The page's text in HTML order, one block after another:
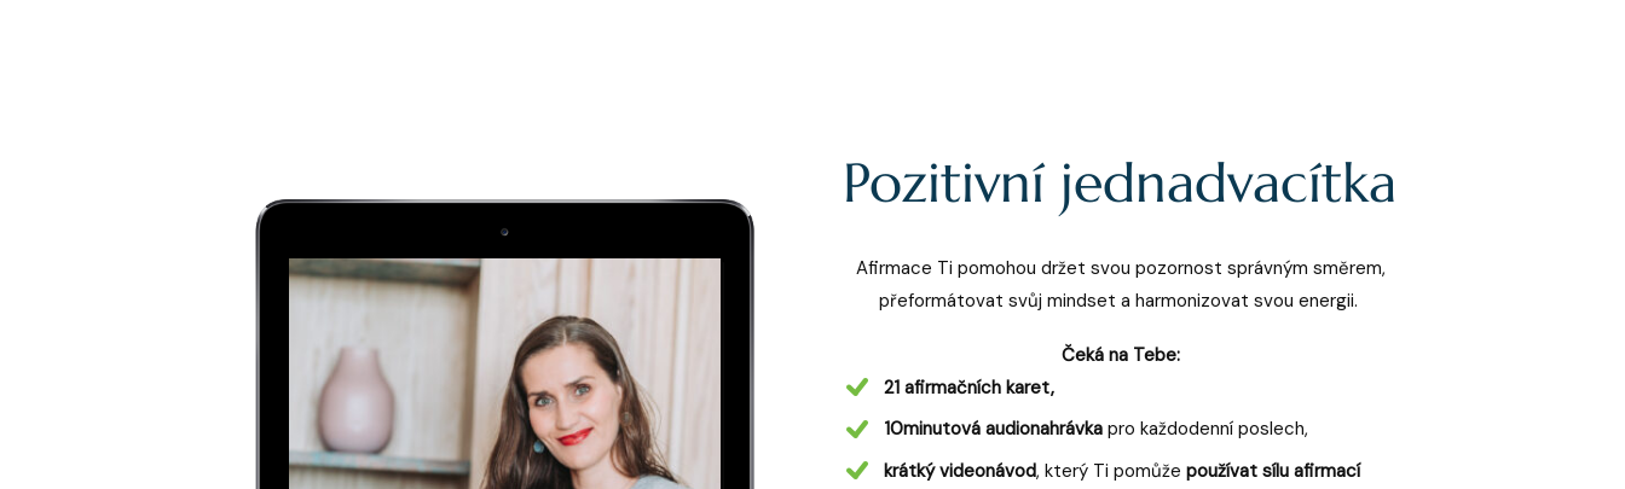
Pozitivní jednadvacítka
Afirmace Ti pomohou držet svou pozornost správným směrem,
přeformátovat svůj mindset a harmonizovat svou energii.
Čeká na Tebe:
21 afirmačních karet,
10minutová audionahrávka pro každodenní poslech,
krátký videonávod, který Ti pomůžepoužívat sílu afirmací